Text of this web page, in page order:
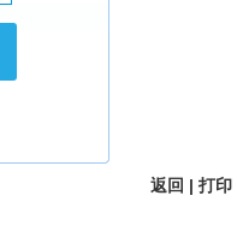
返回 | 打印